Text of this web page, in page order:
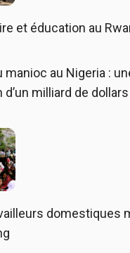
et éducation au
manioc au Nigeria :
d’un milliard de dollars
domestiques